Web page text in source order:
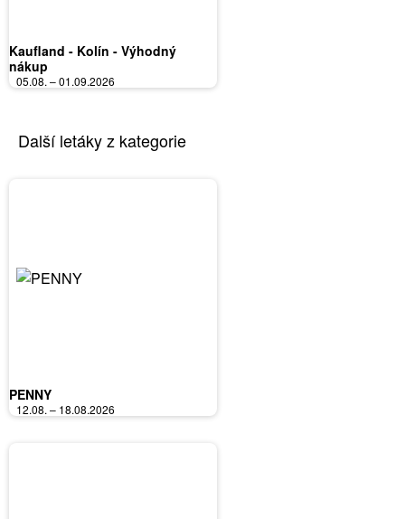
Kaufland - Kolín - Výhodný
nákup
05.08. – 01.09.2026
Další letáky z kategorie
PENNY
12.08. – 18.08.2026